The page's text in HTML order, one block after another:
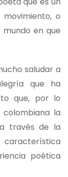
o
en que
saludar a
que ha
que, por lo
la
través de la
poética